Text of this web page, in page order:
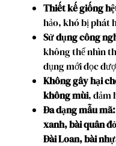
Thiết kế giống
hảo, khó bị phát
Sử dụng công
không thể nhìn
dụng mới đọc
Không gây hại
không mùi, đảm
Đa dạng mẫu mã:
xanh, bài quân
Đài Loan, bài